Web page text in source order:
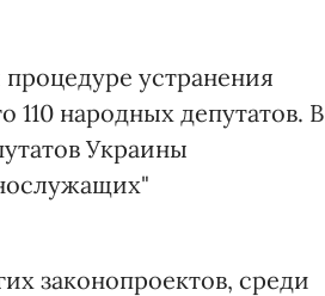
устранения
110 народных депутатов. В
Украины
законопроектов, среди